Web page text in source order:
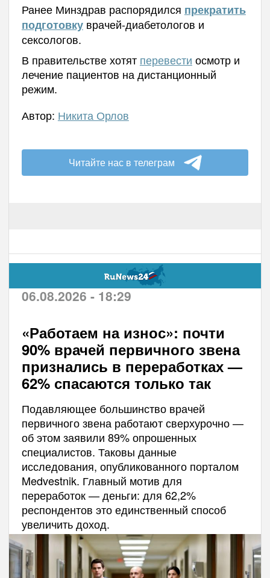
Ранее Минздрав распорядился прекратить
подготовкуврачей-диабетологов и
сексологов.
В правительстве хотят перевести осмотр и
лечение пациентов на дистанционный
режим.
Автор: Никита Орлов
Читайте нас в телеграм
06.08.2026 - 18:29
«Работаем на износ»: почти
90% врачей первичного звена
признались в переработках —
62% спасаются только так
Подавляющее большинство врачей
первичного звена работают сверхурочно —
об этом заявили 89% опрошенных
специалистов. Таковы данные
исследования, опубликованного порталом
Medvestnik. Главный мотив для
переработок — деньги: для 62,2%
респондентов это единственный способ
увеличить доход.